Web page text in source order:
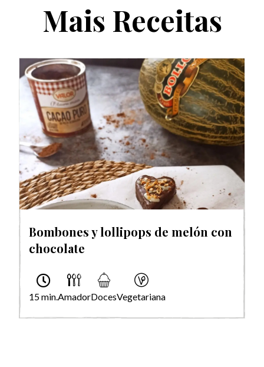
Mais Receitas
Bombones y lollipops de melón con
chocolate
15 min.AmadorDocesVegetariana